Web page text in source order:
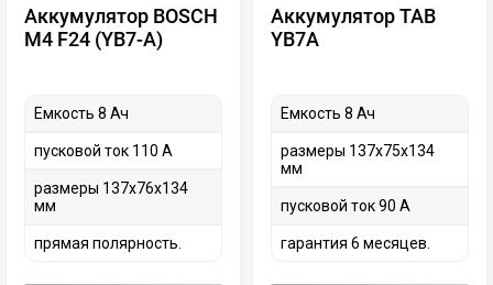
Аккумулятор BOSCH
M4 F24 (YB7-A)
Емкость 8 Ач
пусковой ток 110 А
размеры 137х76х134
мм
прямая полярность.
Аккумулятор TAB
YB7A
Емкость 8 Ач
размеры 137х75х134
мм
пусковой ток 90 А
гарантия 6 месяцев.